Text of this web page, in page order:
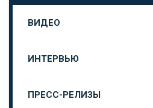
ВИДЕО
ИНТЕРВЬЮ
ПРЕСС-РЕЛИЗЫ